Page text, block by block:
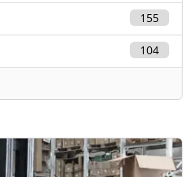
155
104